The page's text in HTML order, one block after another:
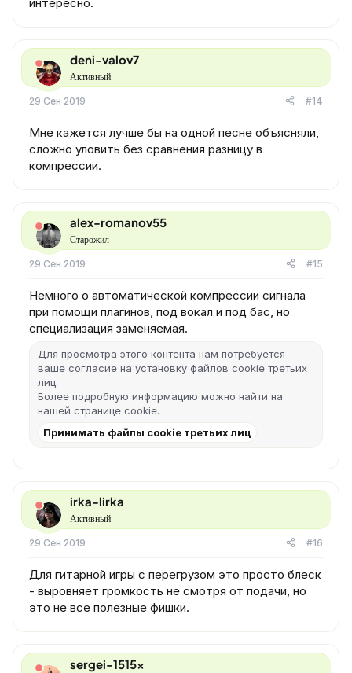
deni-valov7
Активный
29 Сен 2019 #14
Мне кажется лучше бы на одной песне объясняли,
сложно уловить без сравнения разницу в
компрессии.
alex-romanov55
Старожил
29 Сен 2019 #15
Немного о автоматической компрессии сигнала
при помощи плагинов, под вокал и под бас, но
специализация заменяемая.
Для просмотра этого контента нам потребуется
ваше согласие на установку файлов cookie третьих
лиц.
Более подробную информацию можно найти на
нашей странице cookie.
Принимать файлы cookie третьих лиц
irka-lirka
Активный
29 Сен 2019 #16
Для гитарной игры с перегрузом это просто блеск
- выровняет громкость не смотря от подачи, но
это не все полезные фишки.
sergei-1515x